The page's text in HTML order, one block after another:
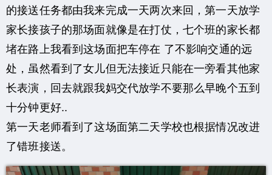
的接送任务都由我来完成一天两次来回，第一天放学
家长接孩子的那场面就像是在打仗，七个班的家长都
堵在路上我看到这场面把车停在 了不影响交通的远
处，虽然看到了女儿但无法接近只能在一旁看其他家
长表演，回去就跟我妈交代放学不要那么早晚个五到
十分钟更好..
第一天老师看到了这场面第二天学校也根据情况改进
了错班接送。